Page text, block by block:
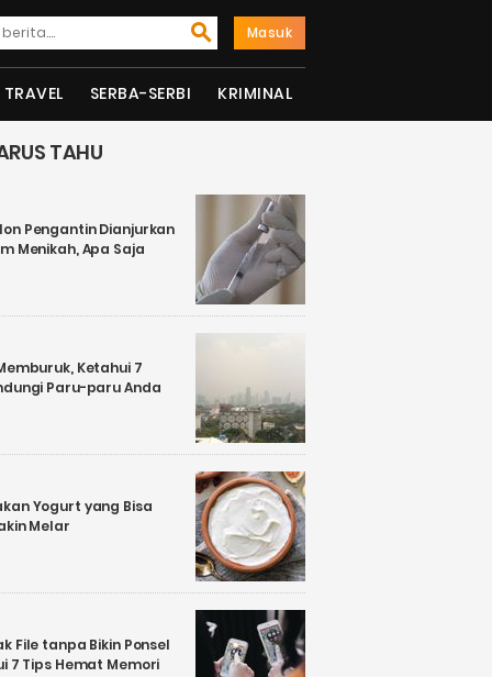
Masuk
TRAVEL SERBA-SERBI KRIMINAL
TAHU
Pengantin Dianjurkan
Menikah, Apa Saja
Ketahui 7
Paru-paru Anda
Yogurt yang Bisa
Melar
File tanpa Bikin Ponsel
7 Tips Hemat Memori